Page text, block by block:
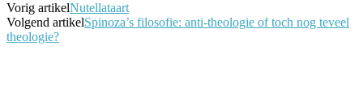
Vorig artikelNutellataart
Volgend artikelSpinoza’s filosofie: anti-theologie of toch nog teveel
theologie?